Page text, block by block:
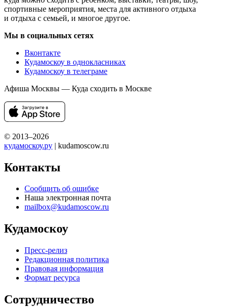
спортивные мероприятия, места для активного отдыха
и отдыха с семьей, и многое другое.
Мы в социальных сетях
Вконтакте
Кудамоскоу в однокласниках
Кудамоскоу в телеграме
Афиша Москвы — Куда сходить в Москве
© 2013–2026
кудамоскоу.ру | kudamoscow.ru
Контакты
Сообщить об ошибке
Наша электронная почта
mailbox@kudamoscow.ru
Кудамоскоу
Пресс-релиз
Редакционная политика
Правовая информация
Формат ресурса
Сотрудничество